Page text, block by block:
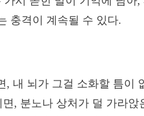
충격이 계속될 수 있다.
, 내 뇌가 그걸 소화할 틈이
, 분노나 상처가 덜 가라앉